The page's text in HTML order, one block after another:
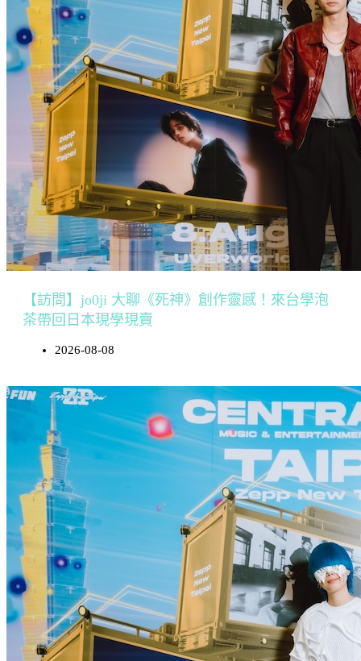
【訪問】jo0ji 大聊《死神》創作靈感！來台學泡
茶帶回日本現學現賣
2026-08-08